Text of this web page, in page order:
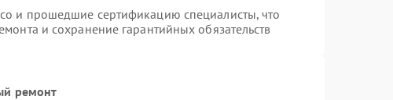
и прошедшие сертификацию специалисты, что
и сохранение гарантийных обязательств
ремонт